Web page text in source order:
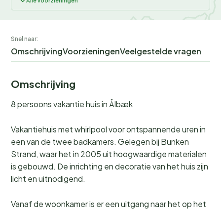
Snel naar:
OmschrijvingVoorzieningenVeelgestelde vragen
Omschrijving
8 persoons vakantie huis in Ålbæk
Vakantiehuis met whirlpool voor ontspannende uren in
een van de twee badkamers. Gelegen bij Bunken
Strand, waar het in 2005 uit hoogwaardige materialen
is gebouwd. De inrichting en decoratie van het huis zijn
licht en uitnodigend.
Vanaf de woonkamer is er een uitgang naar het op het